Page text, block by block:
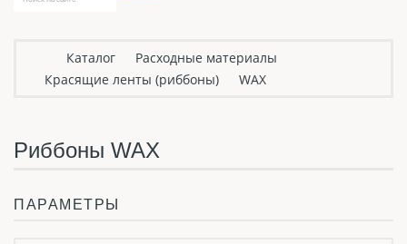
Каталог
Расходные материалы
Красящие ленты (риббоны)
WAX
Риббоны WAX
ПАРАМЕТРЫ